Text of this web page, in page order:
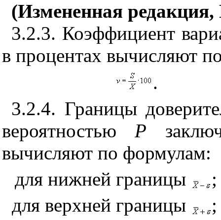
(Измененная
3.2.3. Коэффициент
в процентах вычисляют
.
3.2.4. Границы
вероятностьюР
вычисляют по формулам:
для нижней границы
;
для верхней границы
;